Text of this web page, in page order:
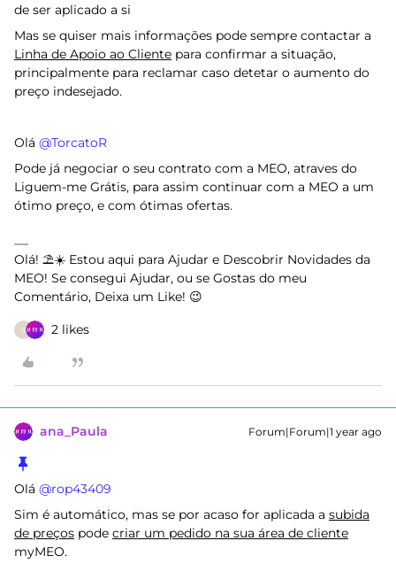
de ser aplicado a si
Mas se quiser mais informações pode sempre contactar a
Linha de Apoio ao Cliente para confirmar a situação,
principalmente para reclamar caso detetar o aumento do
preço indesejado.
Olá ​ @TorcatoR
Pode já negociar o seu contrato com a MEO, atraves do
Liguem-me Grátis, para assim continuar com a MEO a um
ótimo preço, e com ótimas ofertas.
Olá! ⛱️☀️ Estou aqui para Ajudar e Descobrir Novidades da
MEO! Se consegui Ajudar, ou se Gostas do meu
Comentário, Deixa um Like! 😉
R 2 likes
ana_Paula Forum|Forum|1 year ago
Olá ​ @rop43409
Sim é automático, mas se por acaso for aplicada a subida
de preços pode criar um pedido na sua área de cliente
myMEO.